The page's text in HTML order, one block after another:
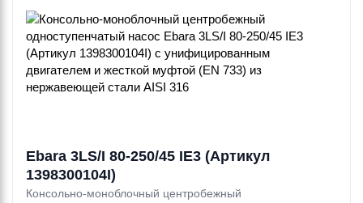
Ebara 3LS/I 80-250/45 IE3 (Артикул
1398300104I)
Консольно-моноблочный центробежный